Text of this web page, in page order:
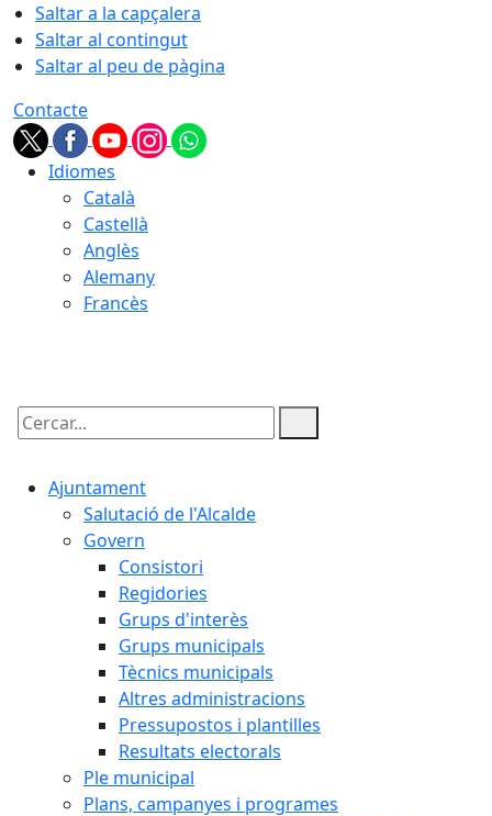
Saltar a la capçalera
Saltar al contingut
Saltar al peu de pàgina
Contacte
Idiomes
Català
Castellà
Anglès
Alemany
Francès
Cercar:
Ajuntament
Salutació de l'Alcalde
Govern
Consistori
Regidories
Grups d'interès
Grups municipals
Tècnics municipals
Altres administracions
Pressupostos i plantilles
Resultats electorals
Ple municipal
Plans, campanyes i programes